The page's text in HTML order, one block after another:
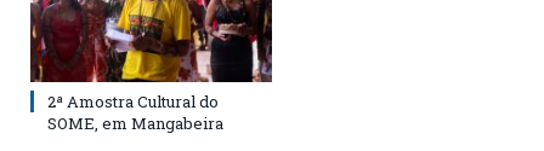
2ª Amostra Cultural do
SOME, em Mangabeira